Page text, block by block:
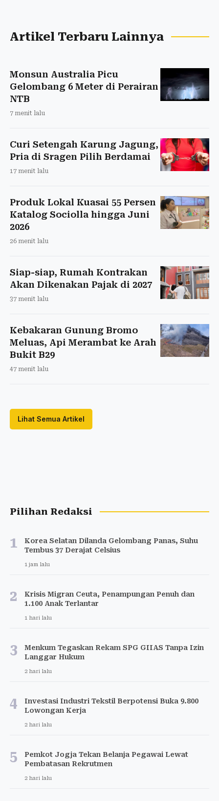
Artikel Terbaru Lainnya
Monsun Australia Picu
Gelombang 6 Meter di Perairan
NTB
7 menit lalu
Curi Setengah Karung Jagung,
Pria di Sragen Pilih Berdamai
17 menit lalu
Produk Lokal Kuasai 55 Persen
Katalog Sociolla hingga Juni
2026
26 menit lalu
Siap-siap, Rumah Kontrakan
Akan Dikenakan Pajak di 2027
37 menit lalu
Kebakaran Gunung Bromo
Meluas, Api Merambat ke Arah
Bukit B29
47 menit lalu
Lihat Semua Artikel
Pilihan Redaksi
1
Korea Selatan Dilanda Gelombang Panas, Suhu
Tembus 37 Derajat Celsius
1 jam lalu
2
Krisis Migran Ceuta, Penampungan Penuh dan
1.100 Anak Terlantar
1 hari lalu
3
Menkum Tegaskan Rekam SPG GIIAS Tanpa Izin
Langgar Hukum
2 hari lalu
4
Investasi Industri Tekstil Berpotensi Buka 9.800
Lowongan Kerja
2 hari lalu
5
Pemkot Jogja Tekan Belanja Pegawai Lewat
Pembatasan Rekrutmen
2 hari lalu